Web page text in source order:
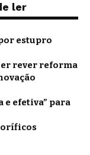
ler
estupro
rever reforma
e efetiva” para